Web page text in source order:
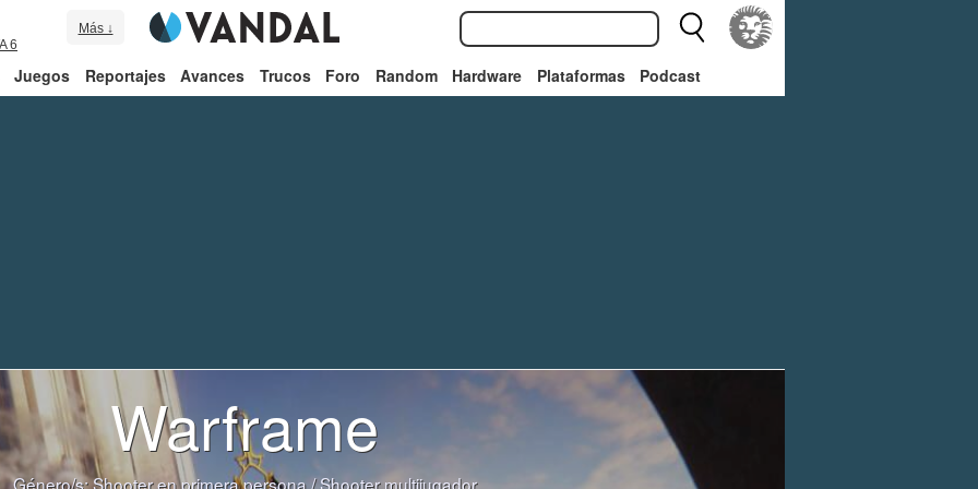
6
Más ↓
Juegos Reportajes Avances Trucos Foro Random Hardware Plataformas Podcast
Warframe
Género/s:Shooter en primera persona/Shooter multijugador